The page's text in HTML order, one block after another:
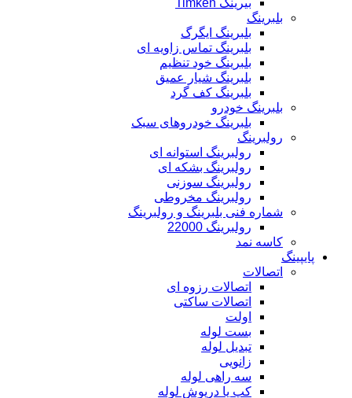
بیرینگ Timken
بلبرینگ
بلبرینگ ایگرگ
بلبرینگ تماس زاویه ای
بلبرینگ خود تنظیم
بلبرینگ شیار عمیق
بلبرینگ کف گرد
بلبرینگ خودرو
بلبرینگ خودروهای سبک
رولبرینگ
رولبرینگ استوانه ای
رولبرینگ بشکه ای
رولبرینگ سوزنی
رولبرینگ مخروطی
شماره فنی بلبرینگ و رولبرینگ
رولبرینگ 22000
کاسه نمد
پایپینگ
اتصالات
اتصالات رزوه ای
اتصالات ساکتی
اولت
بست لوله
تبدیل لوله
زانویی
سه راهی لوله
کپ یا درپوش لوله